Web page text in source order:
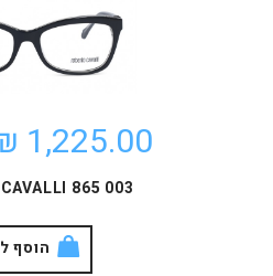
1,225.00 ₪
865 003
הוסף